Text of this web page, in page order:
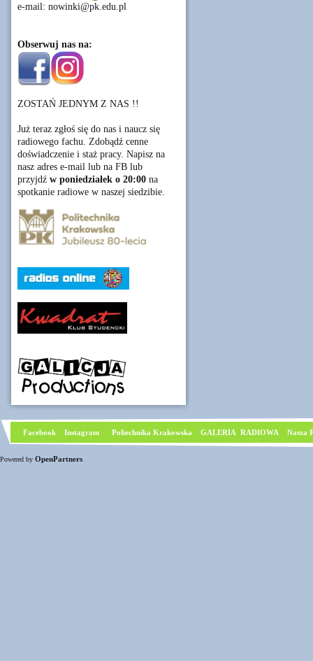
e-mail: nowinki@pk.edu.pl
Obserwuj nas na:
ZOSTAŃ JEDNYM Z NAS !!
Już teraz zgłoś się do nas i naucz się
radiowego fachu. Zdobądź cenne
doświadczenie i staż pracy. Napisz na
nasz adres e-mail lub na FB lub
przyjdź w poniedziałek o 20:00 na
spotkanie radiowe w naszej siedzibie.
Facebook Instagram Poliechnika Krakowska GALERIA RADIOWA Nasza
Powered by OpenPartners